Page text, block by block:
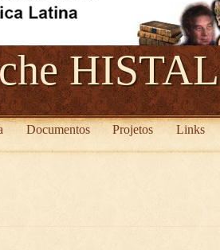
HISTAL
Documentos Projetos Links